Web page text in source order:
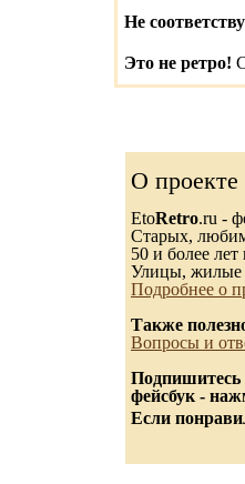
Не
Это не ретро!
О проекте
EtoRetro.ru -
Старых,
50 и более лет
Улицы, жилые
Подробнее о
Также
Вопросы и
Подпишитесь
фейсбук -
Если